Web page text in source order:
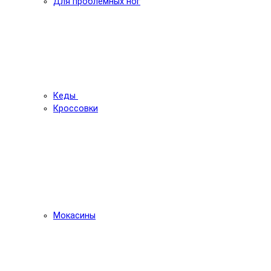
Кеды
Кроссовки
Мокасины